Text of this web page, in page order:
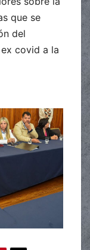
que se
del
covid a la